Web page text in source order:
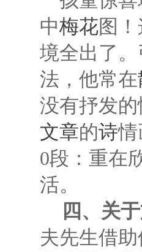
中梅花图
境全出了
法，他常在
没有抒发
文章的诗情
0段：重在
活。
四、关
夫先生借